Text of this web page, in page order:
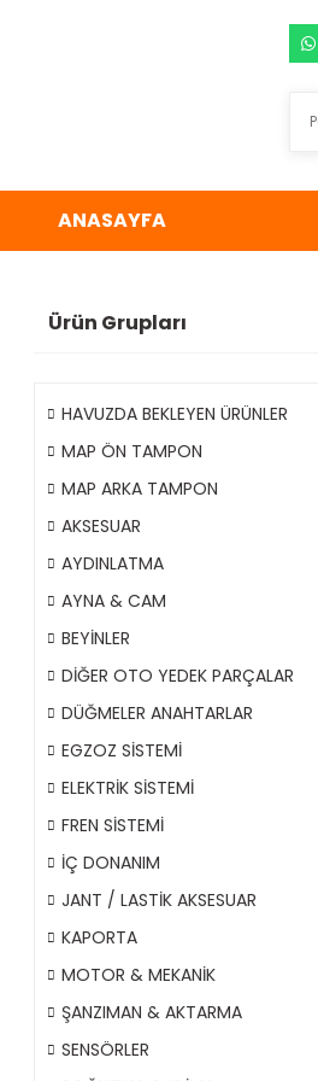
ANASAYFA
Ürün Grupları
HAVUZDA BEKLEYEN ÜRÜNLER
MAP ÖN TAMPON
MAP ARKA TAMPON
AKSESUAR
AYDINLATMA
AYNA & CAM
BEYİNLER
DİĞER OTO YEDEK PARÇALAR
DÜĞMELER ANAHTARLAR
EGZOZ SİSTEMİ
ELEKTRİK SİSTEMİ
FREN SİSTEMİ
İÇ DONANIM
JANT / LASTİK AKSESUAR
KAPORTA
MOTOR & MEKANİK
ŞANZIMAN & AKTARMA
SENSÖRLER